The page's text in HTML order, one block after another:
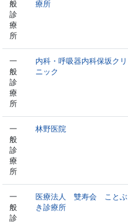
般
診
療
所
療所
一
般
診
療
所
内科・呼吸器内科保坂クリ
ニック
一
般
診
療
所
林野医院
一
般
診
医療法人 雙寿会 ことぶ
き診療所